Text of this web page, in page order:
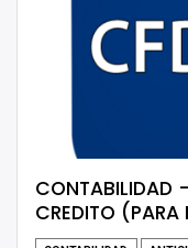
CONTABILIDAD
CREDITO
[ESP]